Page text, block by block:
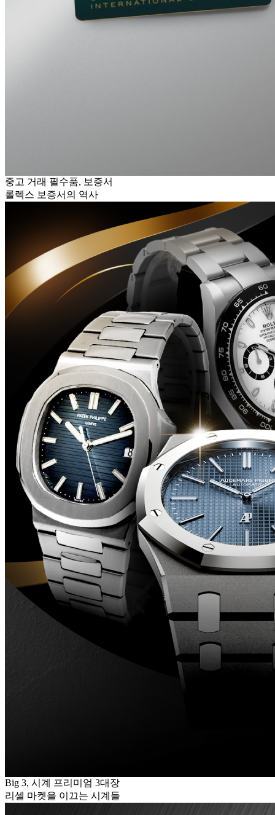
중고 거래 필수품, 보증서
롤렉스 보증서의 역사
Big 3, 시계 프리미엄 3대장
리셀 마켓을 이끄는 시계들